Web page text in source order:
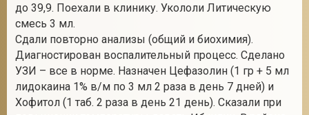
до 39,9. Поехали в клинику. Укололи Литическую
смесь 3 мл.
Сдали повторно анализы (общий и биохимия).
Диагностирован воспалительный процесс. Сделано
УЗИ – все в норме. Назначен Цефазолин (1 гр + 5 мл
лидокаина 1% в/м по 3 мл 2 раза в день 7 дней) и
Хофитол (1 таб. 2 раза в день 21 день). Сказали при